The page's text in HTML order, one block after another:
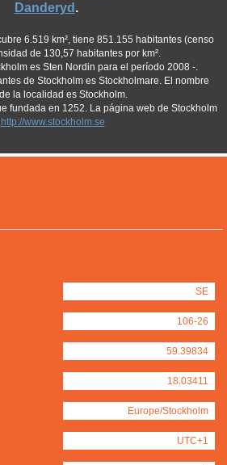
SE
106-26
59.39834
18.03411
Europe/Stockholm
UTC+1
Danderyd .
6.519 km², tiene 851.155 habitantes (censo
de 130,57 habitantes por km².
es Sten Nordin para el período 2008 -.
de Stockholm es Stockholmare. El nombre
la localidad es Stockholm.
fundada en 1252. La página web de Stockholm
http://www.stockholm.se